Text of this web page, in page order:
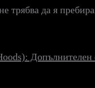
трябва да я
Допълнителен